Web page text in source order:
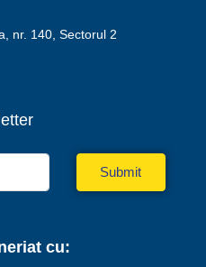
nr. 140, Sectorul 2
Submit
cu: